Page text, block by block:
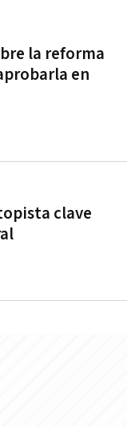
la reforma
en
clave